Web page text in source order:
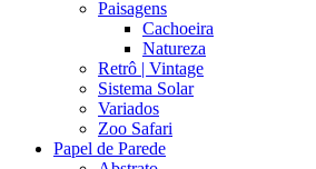
Paisagens
Cachoeira
Natureza
Retrô | Vintage
Sistema Solar
Variados
Zoo Safari
Papel de Parede